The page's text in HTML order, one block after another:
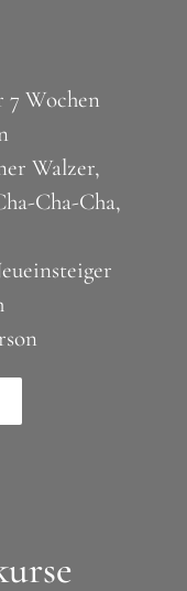
7 Wochen
Walzer,
Cha-Cha,